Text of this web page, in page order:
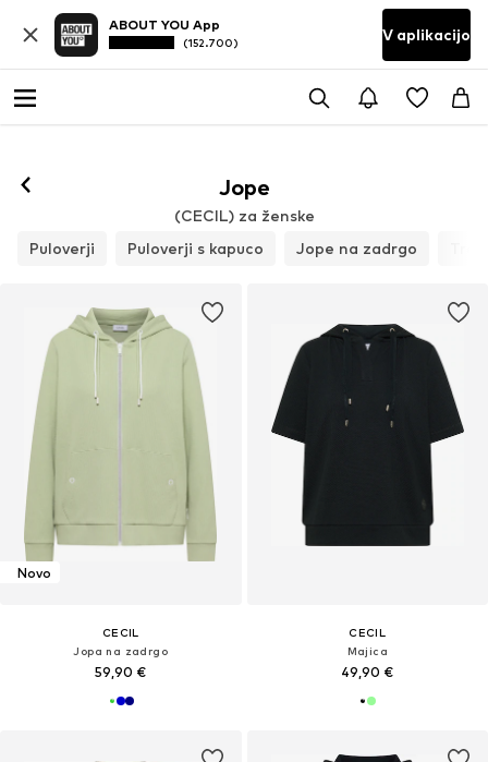
ABOUT YOU App
(152.700) V aplikacijo
Jope
(CECIL) za ženske
Puloverji
Puloverji s kapuco Jope na zadrgo
Novo
CECIL
Jopa na zadrgo
59,90 €
CECIL
Majica
49,90 €